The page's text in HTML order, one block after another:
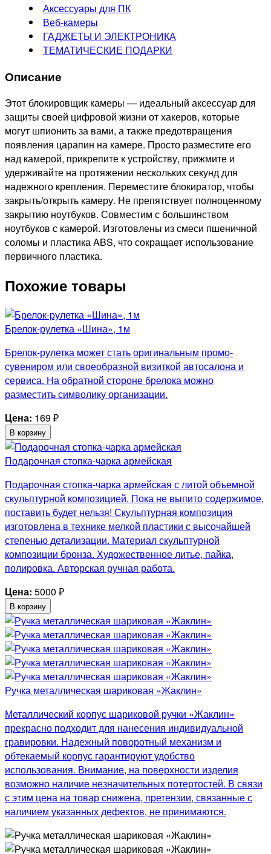
Аксессуары для ПК
Веб-камеры
ГАДЖЕТЫ И ЭЛЕКТРОНИКА
ТЕМАТИЧЕСКИЕ ПОДАРКИ
Описание
Этот блокировщик камеры — идеальный аксессуар для
защиты своей цифровой жизни от хакеров, которые
могут шпионить за вами, а также предотвращения
появления царапин на камере. Просто разместите его
над камерой, прикрепите к устройству, прижмите и
удерживайте на протяжении нескольких секунд для
надежного крепления. Переместите блокиратор, чтобы
закрыть/открыть камеру. Не препятствует полноценному
закрытию ноутбуков. Совместим с большинством
ноутбуков с камерой. Изготовлены из смеси пшеничной
соломы и пластика ABS, что сокращает использование
первичного пластика.
Похожие товары
Брелок-рулетка «Шина», 1м
Брелок-рулетка может стать оригинальным промо-
сувениром или своеобразной визиткой автосалона и
сервиса. На обратной стороне брелока можно
разместить символику организации.
Цена: 169₽
В корзину
Подарочная стопка-чарка армейская
Подарочная стопка-чарка армейская с литой объемной
скульптурной композицией. Пока не выпито содержимое,
поставить будет нельзя! Скульптурная композиция
изготовлена в технике мелкой пластики с высочайшей
степенью детализации. Материал скульптурной
композиции бронза. Художественное литье, пайка,
полировка. Авторская ручная работа.
Цена: 5000 ₽
В корзину
Ручка металлическая шариковая «Жаклин»
Металлический корпус шариковой ручки «Жаклин»
прекрасно подходит для нанесения индивидуальной
гравировки. Надежный поворотный механизм и
обтекаемый корпус гарантируют удобство
использования. Внимание, на поверхности изделия
возможно наличие незначительных потертостей. В связи
с этим цена на товар снижена, претензии, связанные с
наличием указанных дефектов, не принимаются.